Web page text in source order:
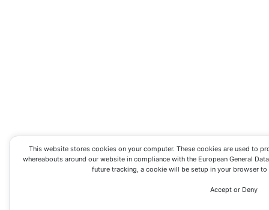
This website stores cookies on your computer. These cookies are used to
whereabouts around our website in compliance with the European General
future tracking, a cookie will be setup in your browser
Accept or Deny